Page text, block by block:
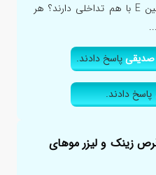
سلام آیا مصرف زینک و و یتامین E با هم تداخلی دارند؟ هر
صدیقیپاسخ دادند.
پاسخ دادند.
زینک و لیزر موهای